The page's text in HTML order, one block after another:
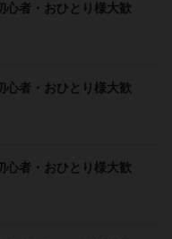
者・おひとり様大歓
者・おひとり様大歓
者・おひとり様大歓